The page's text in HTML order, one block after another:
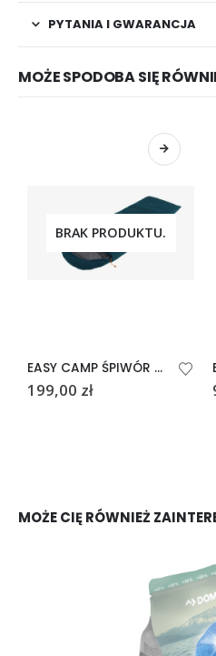
PYTANIA I GWARANCJA
MOŻE SPODOBA SIĘ
BRAK PRODUKTU.
EASY CAMP ŚPIWÓR RAVEN I SQUARE 2°C
199,00 zł
MOŻE CIĘ RÓWNIEŻ